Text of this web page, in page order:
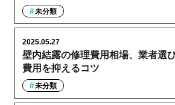
未分類
壁内結露の修理費用相場、業者選
費用を抑えるコツ
2025.05.27
未分類